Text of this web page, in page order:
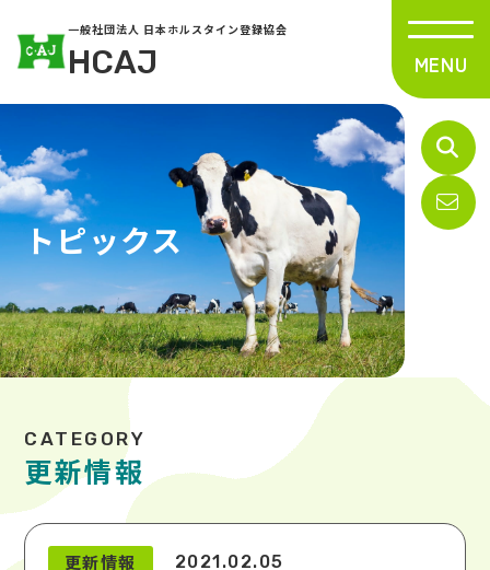
一般社団法人 日本ホルスタイン登録協会
HCAJ
トピックス
更新情報
更新情報 2021.02.05